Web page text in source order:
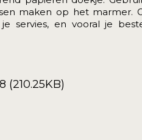
maken op het marmer.
servies, en vooral je
(210.25KB)